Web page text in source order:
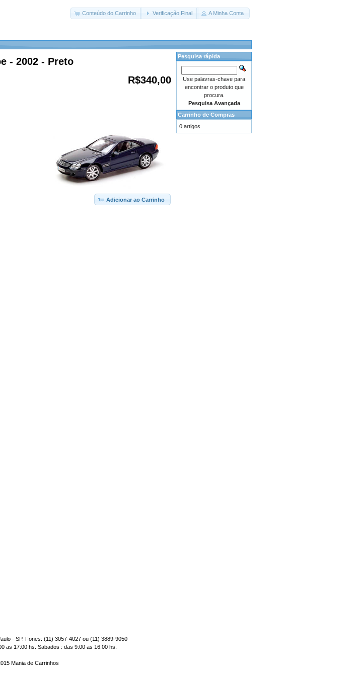
Conteúdo do Carrinho Verificação Final A Minha Conta
R$340,00
- 2002 - Preto
Adicionar ao Carrinho
Pesquisa rápida
Use palavras-chave para
encontrar o produto que
procura.
Pesquisa Avançada
Carrinho de Compras
0 artigos
- SP. Fones: (11) 3057-4027 ou (11) 3889-9050
as 17:00 hs. Sabados : das 9:00 as 16:00 hs.
Mania de Carrinhos